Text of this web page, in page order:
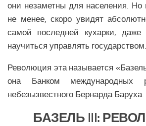
Вооружение СНГ
Климат СНГ
Наука СНГ
Образование СНГ
они незаметны для населения. Но
не менее, скоро увидят
самой последней кухарки,
научиться управлять государством.
Революция эта называется
она Банком международных
небезызвестного Бернарда Баруха.
БАЗЕЛЬ III: